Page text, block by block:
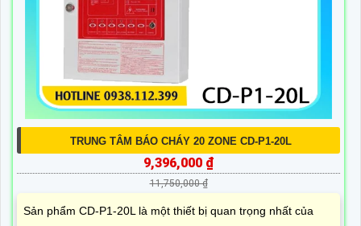
TRUNG TÂM BÁO CHÁY 20 ZONE CD-P1-20L
9,396,000 ₫
11,750,000 ₫
Sản phẩm CD-P1-20L là một thiết bị quan trọng nhất của